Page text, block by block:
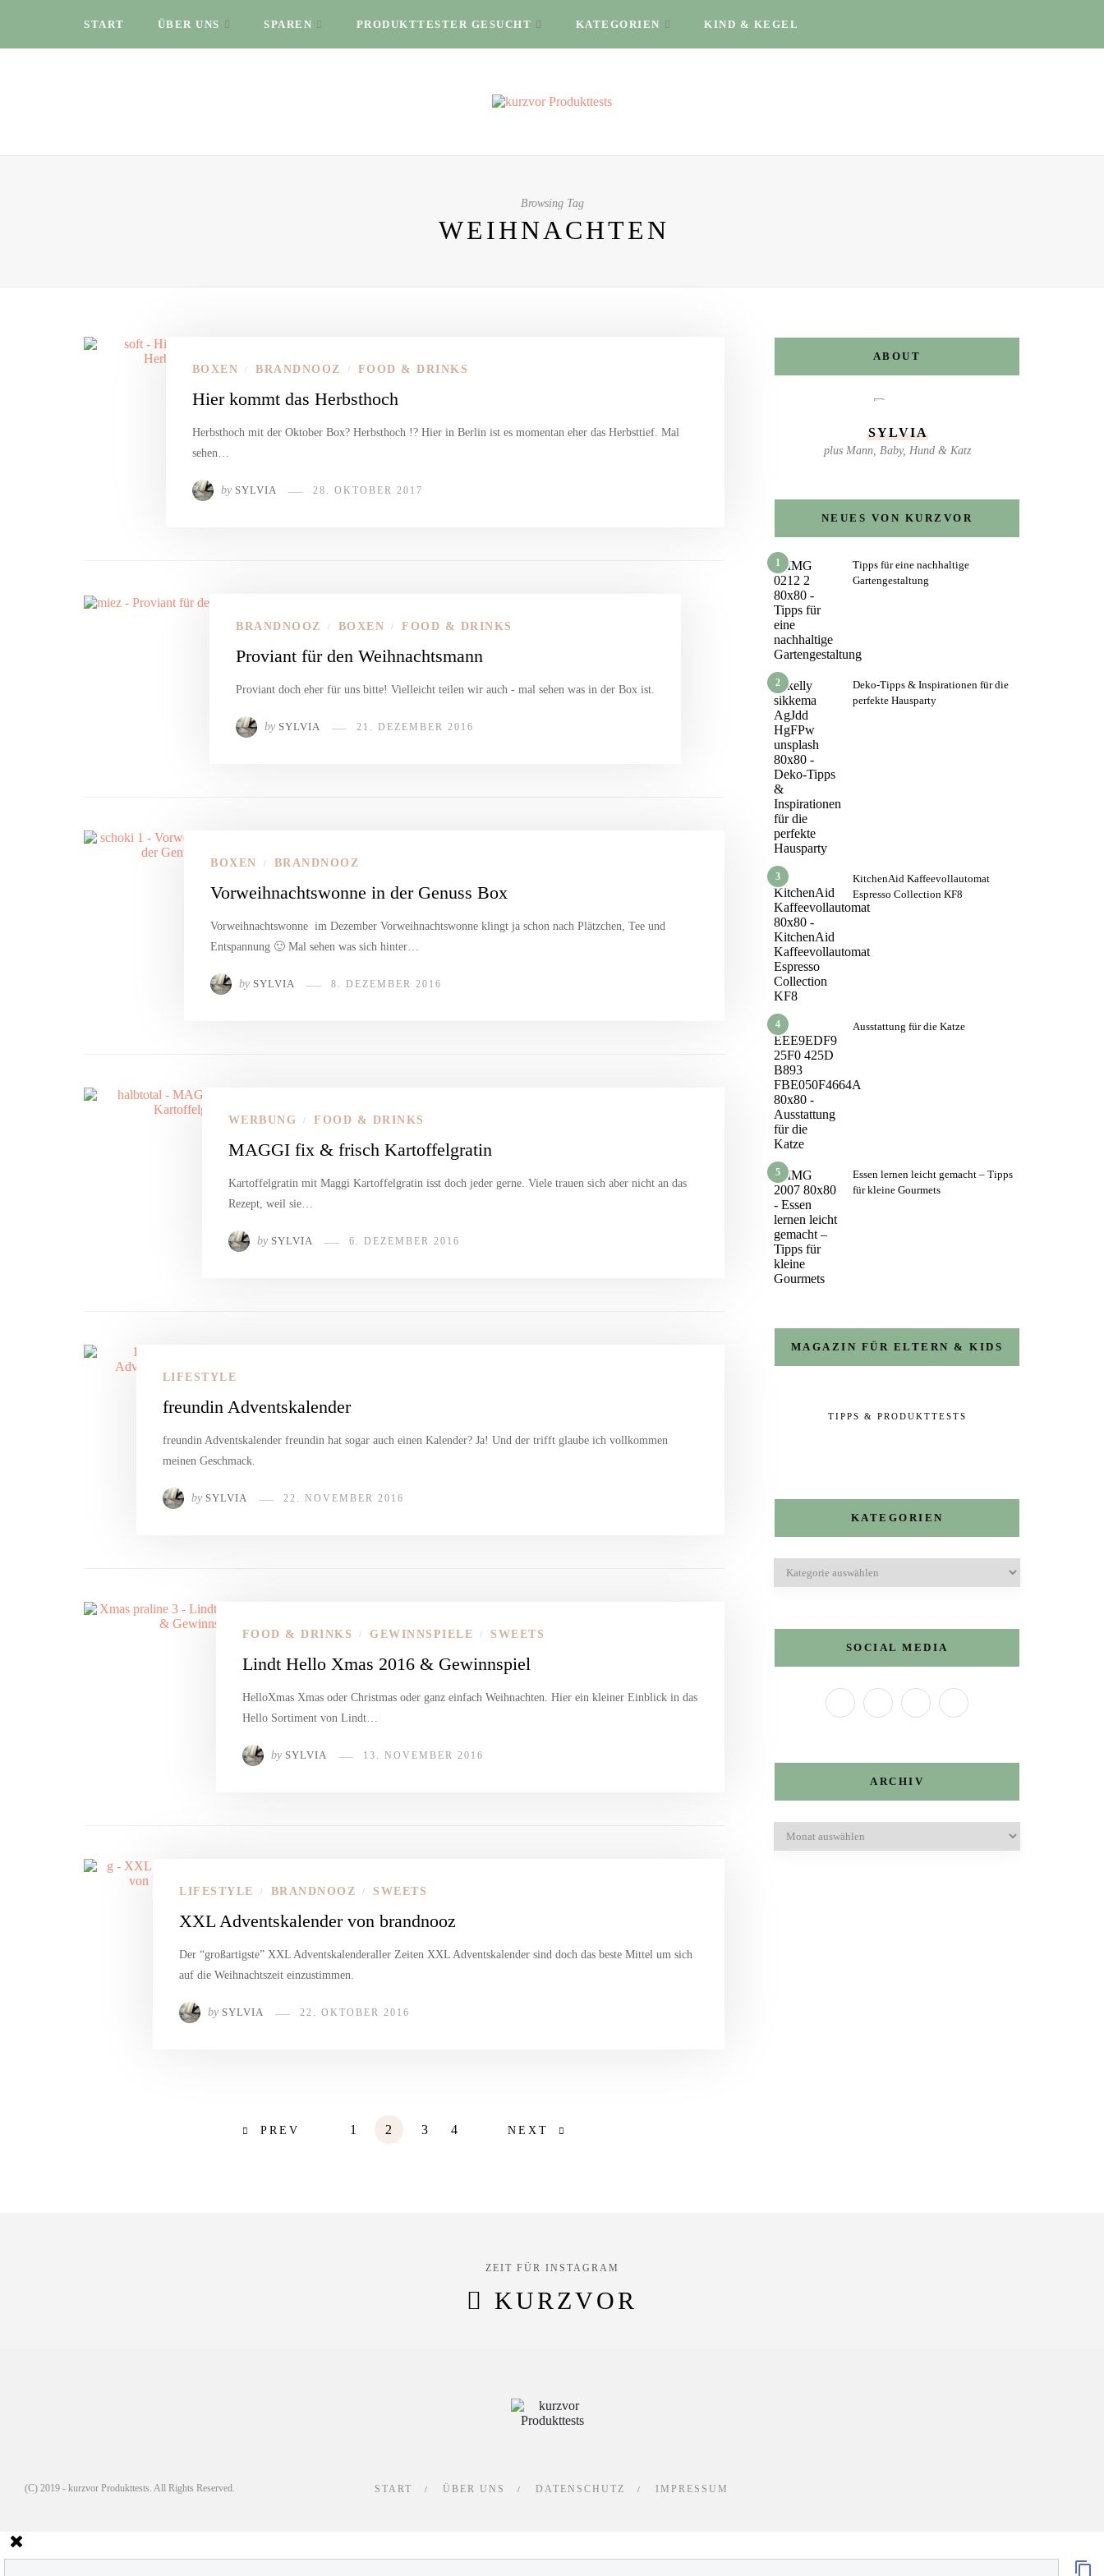
START ÜBER UNS SPAREN PRODUKTTESTER GESUCHT KATEGORIEN KIND & KEGEL
Browsing Tag
WEIHNACHTEN
BOXEN / BRANDNOOZ / FOOD & DRINKS
Hier kommt das Herbsthoch
Herbsthoch mit der Oktober Box? Herbsthoch !? Hier in Berlin ist es momentan eher das Herbsttief. Mal
sehen…
by SYLVIA 28. OKTOBER 2017
BRANDNOOZ / BOXEN / FOOD & DRINKS
Proviant für den Weihnachtsmann
Proviant doch eher für uns bitte! Vielleicht teilen wir auch - mal sehen was in der Box ist.
by SYLVIA 21. DEZEMBER 2016
BOXEN / BRANDNOOZ
Vorweihnachtswonne in der Genuss Box
Vorweihnachtswonne im Dezember Vorweihnachtswonne klingt ja schon nach Plätzchen, Tee und
Entspannung 🙂 Mal sehen was sich hinter…
by SYLVIA 8. DEZEMBER 2016
WERBUNG / FOOD & DRINKS
MAGGI fix & frisch Kartoffelgratin
Kartoffelgratin mit Maggi Kartoffelgratin isst doch jeder gerne. Viele trauen sich aber nicht an das
Rezept, weil sie…
by SYLVIA 6. DEZEMBER 2016
LIFESTYLE
freundin Adventskalender
freundin Adventskalender freundin hat sogar auch einen Kalender? Ja! Und der trifft glaube ich vollkommen
meinen Geschmack.
by SYLVIA 22. NOVEMBER 2016
FOOD & DRINKS / GEWINNSPIELE / SWEETS
Lindt Hello Xmas 2016 & Gewinnspiel
HelloXmas Xmas oder Christmas oder ganz einfach Weihnachten. Hier ein kleiner Einblick in das
Hello Sortiment von Lindt…
by SYLVIA 13. NOVEMBER 2016
LIFESTYLE / BRANDNOOZ / SWEETS
XXL Adventskalender von brandnooz
Der “großartigste” XXL Adventskalenderaller Zeiten XXL Adventskalender sind doch das beste Mittel um sich
auf die Weihnachtszeit einzustimmen.
by SYLVIA 22. OKTOBER 2016
PREV 1 2 3 4 NEXT
ABOUT
SYLVIA
plus Mann, Baby, Hund & Katz
NEUES VON KURZVOR
1
Tipps für eine nachhaltige
Gartengestaltung
2
Deko-Tipps & Inspirationen für die
perfekte Hausparty
3
KitchenAid Kaffeevollautomat
Espresso Collection KF8
4 Ausstattung für die Katze
5
Essen lernen leicht gemacht – Tipps
für kleine Gourmets
MAGAZIN FÜR ELTERN & KIDS
TIPPS & PRODUKTTESTS
KATEGORIEN
SOCIAL MEDIA
ARCHIV
ZEIT FÜR INSTAGRAM
KURZVOR
(C) 2019 - kurzvor Produkttests. All Rights Reserved. START ÜBER UNS DATENSCHUTZ IMPRESSUM